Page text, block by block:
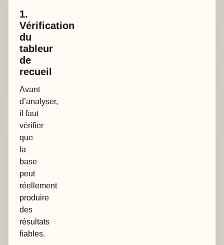
1.
Vérification
du
tableur
de
recueil
Avant
d’analyser,
il faut
vérifier
que
la
base
peut
réellement
produire
des
résultats
fiables.